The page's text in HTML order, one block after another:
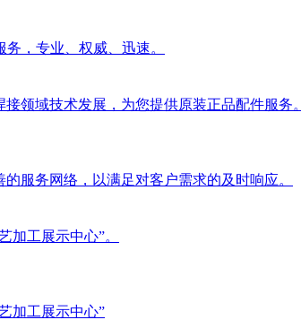
，专业、权威、迅速。
领域技术发展，为您提供原装正品配件服务。
服务网络，以满足对客户需求的及时响应。
加工展示中心”。
加工展示中心”